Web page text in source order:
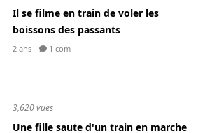
Il se filme en train de voler les
boissons des passants
2 ans 1 com
3,620 vues
Une fille saute d'un train en marche